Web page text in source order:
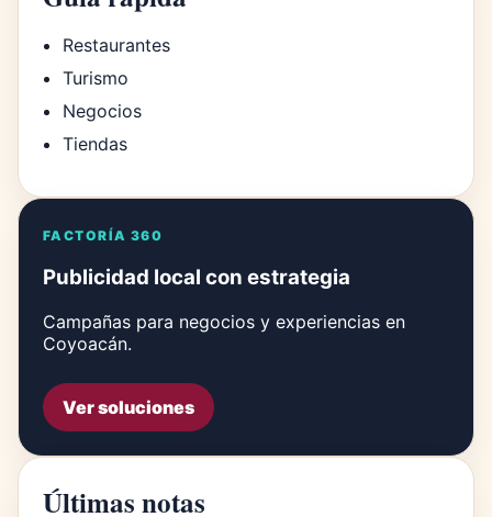
Restaurantes
Turismo
Negocios
Tiendas
FACTORÍA 360
Publicidad local con estrategia
Campañas para negocios y experiencias en
Coyoacán.
Ver soluciones
Últimas notas